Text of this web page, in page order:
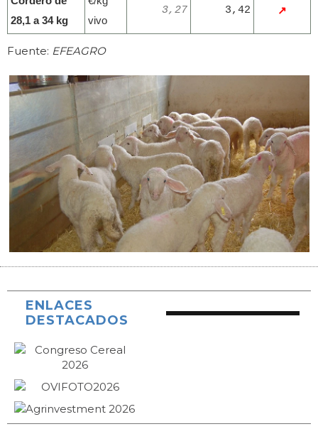
28,1 a 34 kg
vivo
3,27 3,42 ↗
Fuente: EFEAGRO
ENLACES
DESTACADOS